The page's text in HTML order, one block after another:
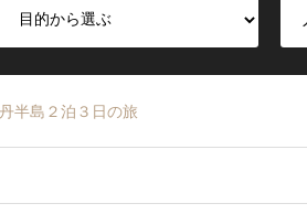
半島２泊３日の旅